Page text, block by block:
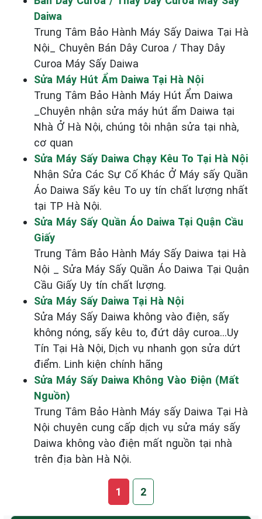
Daiwa
Trung Tâm Bảo Hành Máy Sấy Daiwa Tại Hà
Nội_ Chuyên Bán Dây Curoa / Thay Dây
Curoa Máy Sấy Daiwa
Sửa Máy Hút Ẩm Daiwa Tại Hà Nội
Trung Tâm Bảo Hành Máy Hút Ẩm Daiwa
_Chuyên nhận sửa máy hút ẩm Daiwa tại
Nhà Ở Hà Nội, chúng tôi nhận sửa tại nhà,
cơ quan
Sửa Máy Sấy Daiwa Chạy Kêu To Tại Hà Nội
Nhận Sửa Các Sự Cố Khác Ở Máy sấy Quần
Áo Daiwa Sấy kêu To uy tín chất lượng nhất
tại TP Hà Nội.
Sửa Máy Sấy Quần Áo Daiwa Tại Quận Cầu
Giấy
Trung Tâm Bảo Hành Máy Sấy Daiwa tại Hà
Nội _ Sửa Máy Sấy Quần Áo Daiwa Tại Quận
Cầu Giấy Uy tín chất lượng.
Sửa Máy Sấy Daiwa Tại Hà Nội
Sửa Máy Sấy Daiwa không vào điện, sấy
không nóng, sấy kêu to, đứt dây curoa...Uy
Tín Tại Hà Nội, Dịch vụ nhanh gọn sửa dứt
điểm. Linh kiện chính hãng
Sửa Máy Sấy Daiwa Không Vào Điện (Mất
Nguồn)
Trung Tâm Bảo Hành Máy sấy Daiwa Tại Hà
Nội chuyên cung cấp dịch vụ sửa máy sấy
Daiwa không vào điện mất nguồn tại nhà
trên địa bàn Hà Nội.
1 2